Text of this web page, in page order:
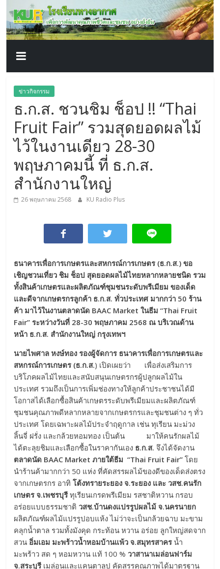
content
โรงเรียน
ทาง
อากาศ​
เพื่อ
พัฒนา
คุณภาพ
ชีวิต
ข่าวกิจกรรม
ธ.ก.ส. ชวนชิม ช็อป !! “Thai
Fruit Fair” รวมสุดยอดผลไม้
ไว้ในงานเดียว 28-30
พฤษภาคมนี้ ที่ ธ.ก.ส.
สำนักงานใหญ่
26 พฤษภาคม 2568 KU Radio Plus
ธนาคารเพื่อการเกษตรและสหกรณ์การเกษตร (ธ.ก.ส.) ขอ
เชิญชวนเที่ยว ชิม ช็อป สุดยอดผลไม้ไทยหลากหลายชนิด รวม
ทั้งสินค้าเกษตรและผลิตภัณฑ์ชุมชนระดับพรีเมียม ของเด็ด
และดีจากเกษตรกรลูกค้า ธ.ก.ส. ทั่วประเทศ มากกว่า 50 ร้าน
ค้า มาไว้ในงานตลาดนัด BAAC Market ในธีม “Thai Fruit
Fair” ระหว่างวันที่ 28-30 พฤษภาคม 2568 ณ บริเวณด้าน
หน้า ธ.ก.ส. สำนักงานใหญ่ กรุงเทพฯ
นายไพศาล หงษ์ทอง รองผู้จัดการ ธนาคารเพื่อการเกษตรและ
สหกรณ์การเกษตร (ธ.ก.ส.) เปิดเผยว่า เพื่อส่งเสริมการ
บริโภคผลไม้ไทยและสนับสนุนเกษตรกรผู้ปลูกผลไม้ใน
ประเทศ รวมถึงเป็นการเพิ่มช่องทางให้ลูกค้าประชาชนได้มี
โอกาสได้เลือกซื้อสินค้าเกษตรระดับพรีเมียมและผลิตภัณฑ์
ชุมชนคุณภาพดีหลากหลายจากเกษตรกรและชุมชนต่าง ๆ ทั่ว
ประเทศ โดยเฉพาะผลไม้ประจำฤดูกาล เช่น ทุเรียน มะม่วง
ลิ้นจี่ ฝรั่ง และกล้วยหอมทอง เป็นต้น มาให้คนรักผลไม้
ได้ตะลุยชิมและเลือกซื้อในราคากันเอง ธ.ก.ส. จึงได้จัดงาน
ตลาดนัด BAAC Market ภายใต้ธีม “Thai Fruit Fair” โดย
นำร้านค้ามากกว่า 50 แห่ง ที่คัดสรรผลไม้ของดีของเด็ดส่งตรง
จากเกษตรกร อาทิโต้งทรายระยอง จ.ระยอง และ วสช.คนรัก
เกษตร จ.เพชรบุรีทุเรียนเกรดพรีเมียม รสชาติหวาน กรอบ
อร่อยแบบธรรมชาติวสช.บ้านดงแปรรูปผลไม้ จ.นครนายก
ผลิตภัณฑ์ผลไม้แปรรูปอบแห้ง ไม่ว่าจะเป็นกล้วยฉาบ มะขาม
คลุกน้ำตาล รวมทั้งมังคุด กระท้อน หวาน อร่อย ลูกใหญ่สดจาก
สวนอิ่มเอม มะพร้าวน้ำหอมบ้านแพ้ว จ.สมุทรสาคร น้ำ
มะพร้าว สด ๆ หอมหวาน แท้ 100 %วาสานาเมล่อนฟาร์ม
จ.สระบุรี เมล่อนและแคนตาลูป คัดสรรคุณภาพได้มาตรฐาน